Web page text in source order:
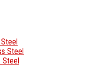
Steel
Steel